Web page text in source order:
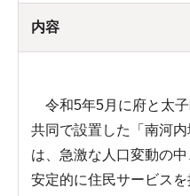
内容
令和5年5月に府と太
共同で設置した「南河
は、急激な人口変動の
安定的に住民サービス